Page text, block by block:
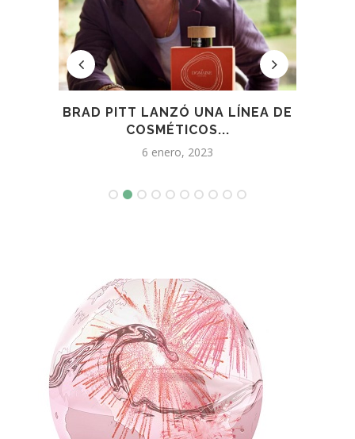
BRAD PITT LANZÓ UNA LÍNEA DE
COSMÉTICOS...
6 enero, 2023